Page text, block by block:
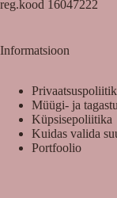
reg.kood 16047222
Informatsioon
Müügi- ja
Küpsisepoliitika
Kuidas valida
Portfoolio